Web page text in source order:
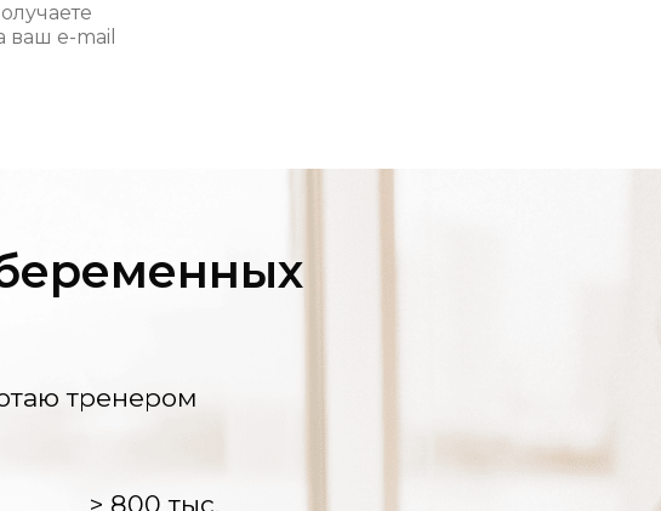
ваш e-mail
тренером
> 800 тыс.